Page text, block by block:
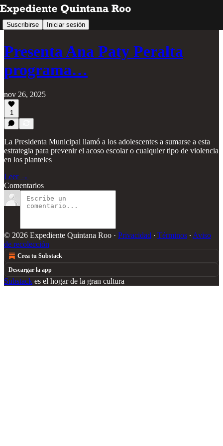
Suscribirse Iniciar sesión
Presenta Ana Paty Peralta
programa…
nov 26, 2025
1
La Presidenta Municipal llamó a los adolescentes a sumarse a esta
estrategia para prevenir el acoso escolar o cualquier tipo de violencia
en los planteles
Leer →
Comentarios
© 2026 Expediente Quintana Roo · Privacidad ∙ Términos ∙ Aviso
de recolección
Crea tu Substack
Descargar la app
Substack es el hogar de la gran cultura